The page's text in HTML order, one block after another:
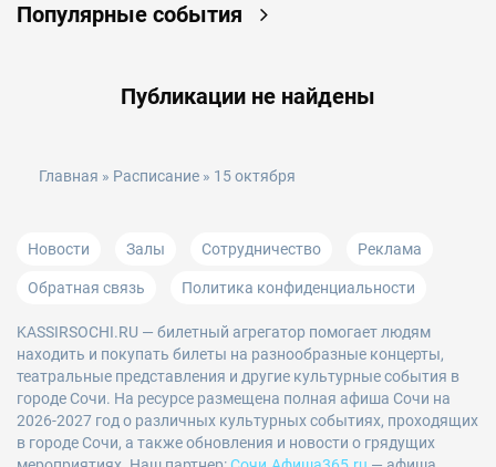
Популярные события
Публикации не найдены
Главная » Расписание » 15 октября
Новости Залы Сотрудничество Реклама
Обратная связь Политика конфиденциальности
KASSIRSOCHI.RU — билетный агрегатор помогает людям
находить и покупать билеты на разнообразные концерты,
театральные представления и другие культурные события в
городе Сочи. На ресурсе размещена полная афиша Сочи на
2026-2027 год о различных культурных событиях, проходящих
в городе Сочи, а также обновления и новости о грядущих